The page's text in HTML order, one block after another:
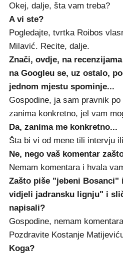
Okej, dalje, šta vam treba?
A vi ste?
Pogledajte, tvrtka Roibos
Milavić. Recite, dalje.
Znači, ovdje, na
na Googleu se, uz ostalo,
jednom mjestu spominje...
Gospodine, ja sam pravnik
zanima konkretno, jel vam
Da, zanima me konkretno...
Šta bi vi od mene tili intervju
Ne, nego vaš komentar
Nemam komentara i hvala
Zašto piše "jebeni
vidjeli jadransku lignju" i
napisali?
Gospodine, nemam
Pozdravite Kostanje
Koga?